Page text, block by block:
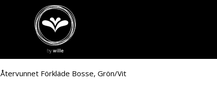
Återvunnet Förkläde Bosse, Grön/Vit